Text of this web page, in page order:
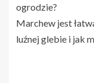
ogrodzie?
Marchew jest
luźnej glebie i jak